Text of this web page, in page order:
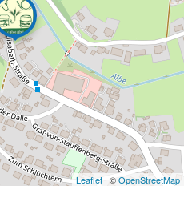
Leaflet | ©OpenStreetMap